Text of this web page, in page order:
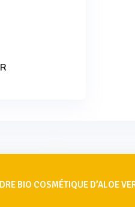
BIO COSMÉTIQUE D’ALOE